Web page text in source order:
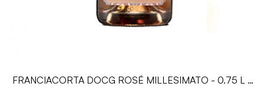
FRANCIACORTA DOCG ROSÉ MILLESIMATO - 0.75 L -